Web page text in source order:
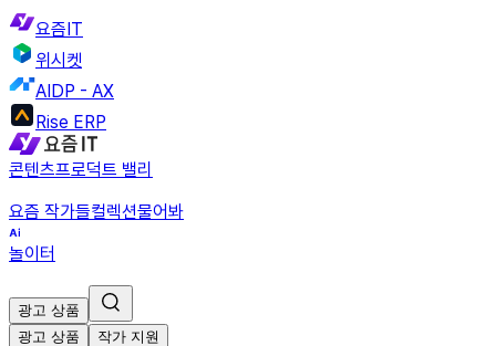
요즘IT
위시켓
AIDP - AX
Rise ERP
콘텐츠프로덕트 밸리
요즘 작가들컬렉션물어봐
놀이터
광고 상품
광고 상품
작가 지원